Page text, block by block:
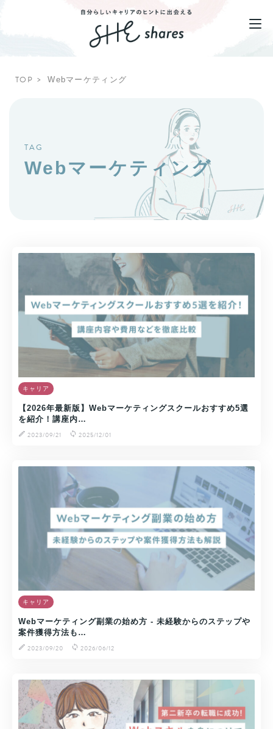
TOP Webマーケティング
TAG
Webマーケティング
キャリア
【2026年最新版】Webマーケティングスクールおすすめ5選
を紹介！講座内…
2023/09/21
2025/12/01
キャリア
Webマーケティング副業の始め方 - 未経験からのステップや
案件獲得方法も…
2023/09/20
2026/06/12